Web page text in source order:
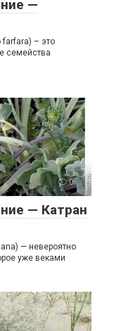
—
farfara) – это
семейства
0
— Катран
— невероятно
уже веками